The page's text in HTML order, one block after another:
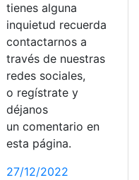
tienes alguna
inquietud recuerda
contactarnos a
través de nuestras
redes sociales,
o regístrate y
déjanos
un comentario en
esta página.
27/12/2022